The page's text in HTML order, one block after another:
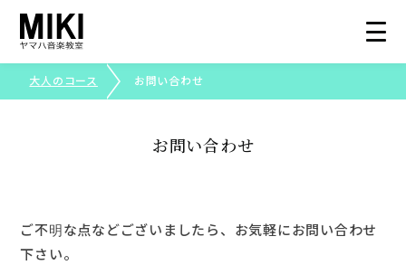
大人のコース お問い合わせ
お問い合わせ
ご不明な点などございましたら、お気軽にお問い合わせ
下さい。